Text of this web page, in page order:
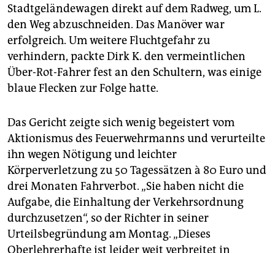
Stadtgeländewagen direkt auf dem Radweg, um L.
den Weg abzuschneiden. Das Manöver war
erfolgreich. Um weitere Fluchtgefahr zu
verhindern, packte Dirk K. den vermeintlichen
Über-Rot-Fahrer fest an den Schultern, was einige
blaue Flecken zur Folge hatte.
Das Gericht zeigte sich wenig begeistert vom
Aktionismus des Feuerwehrmanns und verurteilte
ihn wegen Nötigung und leichter
Körperverletzung zu 50 Tagessätzen à 80 Euro und
drei Monaten Fahrverbot. „Sie haben nicht die
Aufgabe, die Einhaltung der Verkehrsordnung
durchzusetzen“, so der Richter in seiner
Urteilsbegründung am Montag. „Dieses
Oberlehrerhafte ist leider weit verbreitet in